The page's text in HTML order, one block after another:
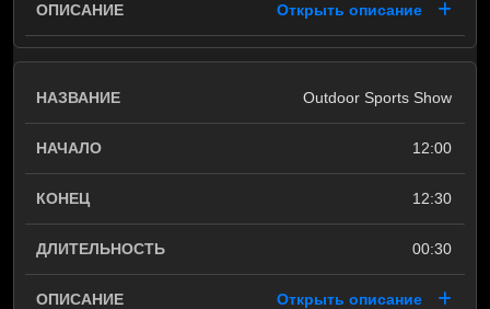
Открыть описание
Outdoor Sports Show
12:00
12:30
00:30
Открыть описание